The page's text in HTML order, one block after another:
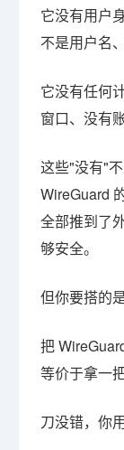
它没有用户
不是用户名
它没有任何
窗口、没有
这些"没有"
WireGuard
全部推到了
够安全。
但你要搭的
把
等价于拿一
刀没错，你